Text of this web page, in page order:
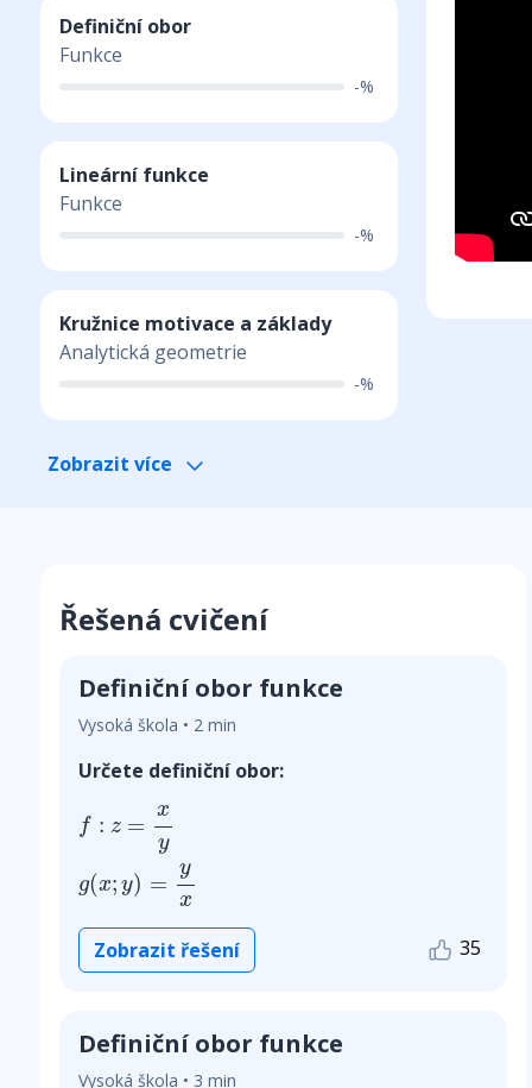
Definiční obor
Funkce
-%
Lineární funkce
Funkce
-%
Kružnice motivace a základy
Analytická geometrie
-%
Zobrazit více
Řešená cvičení
Definiční obor funkce
Vysoká škola • 2 min
Určete definiční obor:
f : z =
x
y
g(x; y) =
y
x
(x
Zobrazit řešení 35
Definiční obor funkce
Vysoká škola • 3 min